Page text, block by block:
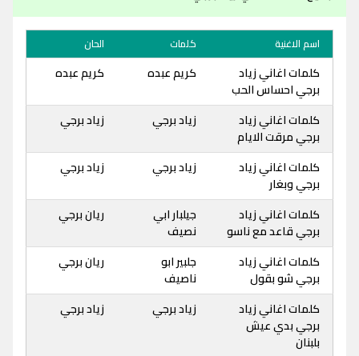
اسم الاغنية كلمات الحان
كلمات اغاني زياد
برجي احساس الحب
كريم عبده كريم عبده
كلمات اغاني زياد
برجي مرقت الايام
زياد برجي زياد برجي
كلمات اغاني زياد
برجي وبغار
زياد برجي زياد برجي
كلمات اغاني زياد
برجي قاعد مع ناسو
جيلبار ابي
نصيف
ريان برجي
كلمات اغاني زياد
برجي شو بقول
جلبير ابو
ناصيف
ريان برجي
كلمات اغاني زياد
برجي بدي عيش
بلبنان
زياد برجي زياد برجي